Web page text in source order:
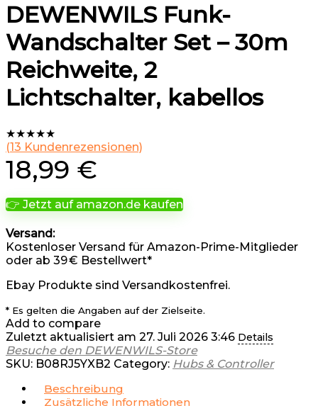
DEWENWILS Funk-
Wandschalter Set – 30m
Reichweite, 2
Lichtschalter, kabellos
★★★★★
(13 Kundenrezensionen)
18,99 €
👉 Jetzt auf amazon.de kaufen
Versand:
Kostenloser Versand für Amazon-Prime-Mitglieder
oder ab 39 € Bestellwert*
Ebay Produkte sind Versandkostenfrei.
* Es gelten die Angaben auf der Zielseite.
Add to compare
Zuletzt aktualisiert am 27. Juli 2026 3:46 Details
Besuche den DEWENWILS-Store
SKU: B08RJ5YXB2 Category: Hubs & Controller
Beschreibung
Zusätzliche Informationen